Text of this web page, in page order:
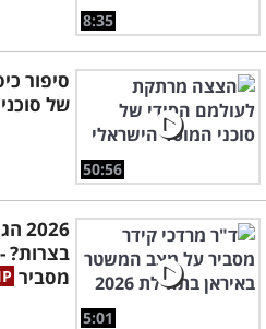
8:35
50:56
סיפור
של
5:01
בצרות?
מסביר